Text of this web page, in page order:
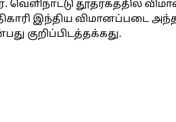
வெளிநாட்டு தூதரகத்தில்
இந்திய விமானப்படை அந்த
குறிப்பிடத்தக்கது.